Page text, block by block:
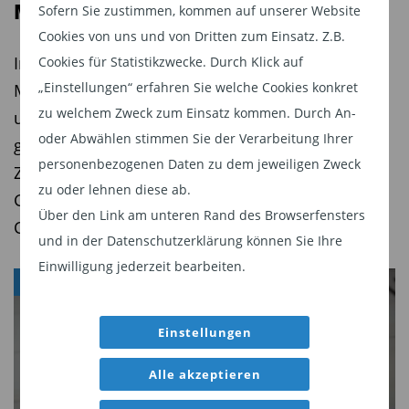
Sofern Sie zustimmen, kommen auf unserer Website
Cookies von uns und von Dritten zum Einsatz. Z.B.
Cookies für Statistikzwecke. Durch Klick auf
„Einstellungen“ erfahren Sie welche Cookies konkret
zu welchem Zweck zum Einsatz kommen. Durch An-
oder Abwählen stimmen Sie der Verarbeitung Ihrer
personenbezogenen Daten zu dem jeweiligen Zweck
zu oder lehnen diese ab.
Über den Link am unteren Rand des Browserfensters
und in der Datenschutzerklärung können Sie Ihre
Einwilligung jederzeit bearbeiten.
Einstellungen
Alle akzeptieren
EuroStoxx 50 Net Return Index. Dieses Ergebnis
ist umso bemerkenswerter, als aufgrund der
Nachhaltigkeitskriterien Rüstungstitel
ausgeschlossen sind, die in den vergangenen
Jahren überdurchschnittlich performt haben.
Besonders relevant für Investoren: Aktuell liegt
die erwartete Dividendenrendite als planbare
Ertragskomponente, die jährlich ausgeschüttet
wird, bei rund 3,5 Prozent und damit klar über
Dividendenrendite des Portfolios in den
vergangenen zehn Jahren bei 3,36 Prozent.
Wertentwicklung Bantleon Top 35 Aktien I
Meridian Contrarian Value
In der Reihe „Fonds versus Fonds“ stellt der
Maklerpool Fonds Finanz für TiAM FundResearch
unterschiedliche Fonds der gleichen Kategorie
gegenüber und analysiert deren
Zukunftsaussichten. Diese Woche: Robeco BP
Global Premium Equities versus MFS Meridian
Contrarian Value